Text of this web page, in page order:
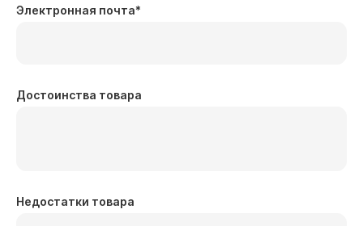
Электронная почта*
Достоинства товара
Недостатки товара